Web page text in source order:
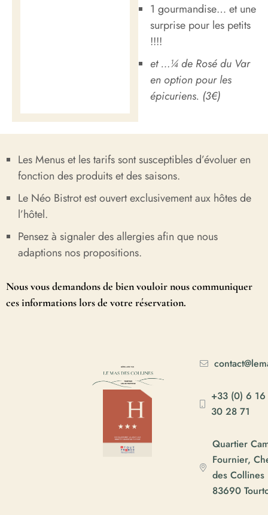
1 gourmandise… et une
surprise pour les petits
!!!!
et …¼ de Rosé du Var
en option pour les
épicuriens. (3€)
Les Menus et les tarifs sont susceptibles d’évoluer en
fonction des produits et des saisons.
Le Néo Bistrot est ouvert exclusivement aux hôtes de
l’hôtel.
Pensez à signaler des allergies afin que nous
adaptions nos propositions.
Nous vous demandons de bien vouloir nous communiquer
ces informations lors de votre réservation.
+33 (0) 6 16
30 28 71
Quartier
Fournier,
des Collines
83690